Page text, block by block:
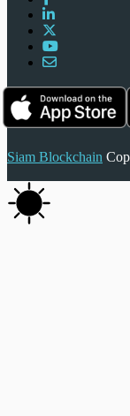
Siam Blockchain